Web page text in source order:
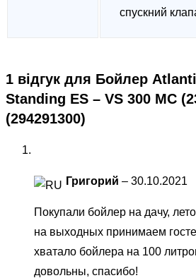
спускний
1 відгук для Бойлер
Standing ES – VS 300 MC
(294291300)
Григорий – 30.10.2021
Покупали бойлер на дачу,
на выходных принимаем
хватало бойлера на 100
довольны, спасибо!